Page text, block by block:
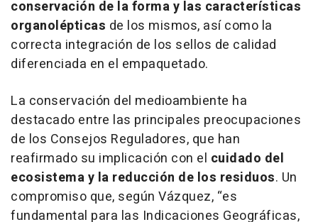
conservación de la forma y las características
organolépticas de los mismos, así como la
correcta integración de los sellos de calidad
diferenciada en el empaquetado.
La conservación del medioambiente ha
destacado entre las principales preocupaciones
de los Consejos Reguladores, que han
reafirmado su implicación con el cuidado del
ecosistema y la reducción de los residuos. Un
compromiso que, según Vázquez, “es
fundamental para las Indicaciones Geográficas,